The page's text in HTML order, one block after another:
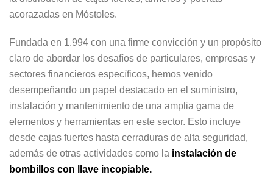
acorazadas en Móstoles.
Fundada en 1.994 con una firme convicción y un propósito
claro de abordar los desafíos de particulares, empresas y
sectores financieros específicos, hemos venido
desempeñando un papel destacado en el suministro,
instalación y mantenimiento de una amplia gama de
elementos y herramientas en este sector. Esto incluye
desde cajas fuertes hasta cerraduras de alta seguridad,
además de otras actividades como la instalación de
bombillos con llave incopiable.